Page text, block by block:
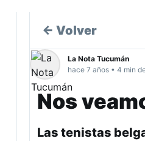
← Volver
La Nota Tucumán
hace 7 años • 4 min
Nos
Las tenistas